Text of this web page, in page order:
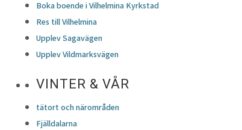
Boka boende i Vilhelmina Kyrkstad
Res till Vilhelmina
Upplev Sagavägen
Upplev Vildmarksvägen
VINTER & VÅR
tätort och närområden
Fjälldalarna